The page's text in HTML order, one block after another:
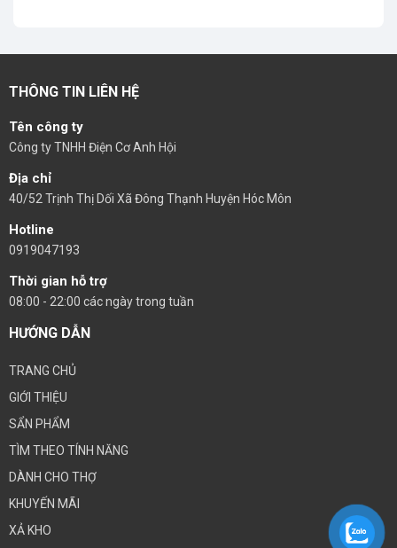
THÔNG TIN LIÊN HỆ
Tên công ty
Công ty TNHH Điện Cơ Anh Hội
Địa chỉ
40/52 Trịnh Thị Dối Xã Đông Thạnh Huyện Hóc Môn
Hotline
0919047193
Thời gian hỗ trợ
08:00 - 22:00 các ngày trong tuần
HƯỚNG DẪN
TRANG CHỦ
GIỚI THIỆU
SẨN PHẨM
TÌM THEO TÍNH NĂNG
DÀNH CHO THỢ
KHUYẾN MÃI
XẢ KHO